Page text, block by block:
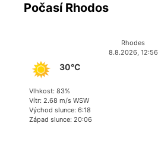
Počasí Rhodos
Rhodes
8.8.2026, 12:56
30°C
Vlhkost: 83%
Vítr: 2.68 m/s WSW
Východ slunce: 6:18
Západ slunce: 20:06